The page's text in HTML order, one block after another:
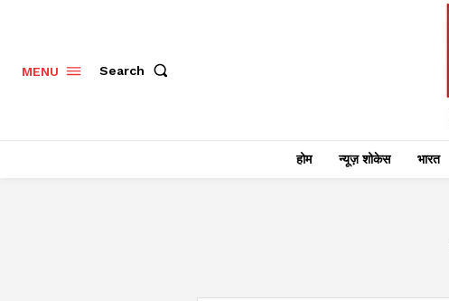
MENU Search
होम न्यूज़ शोकेस भारत